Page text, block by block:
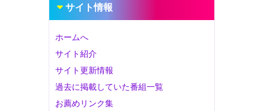
サイト情報
ホームへ
サイト紹介
サイト更新情報
過去に掲載していた番組一覧
お薦めリンク集